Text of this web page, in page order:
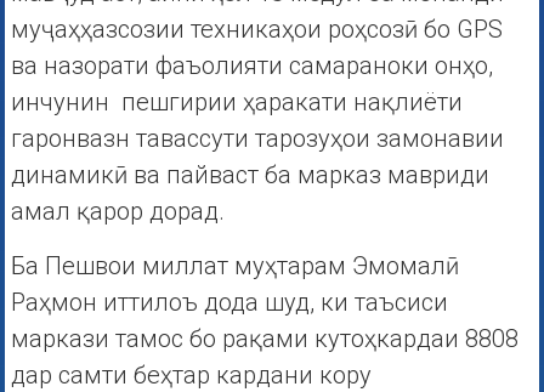
муҷаҳҳазсозии техникаҳои роҳсозӣ бо GPS
ва назорати фаъолияти самараноки онҳо,
инчунин пешгирии ҳаракати нақлиёти
гаронвазн тавассути тарозуҳои замонавии
динамикӣ ва пайваст ба марказ мавриди
амал қарор дорад.
Ба Пешвои миллат муҳтарам Эмомалӣ
Раҳмон иттилоъ дода шуд, ки таъсиси
маркази тамос бо рақами кутоҳкардаи 8808
дар самти беҳтар кардани кору